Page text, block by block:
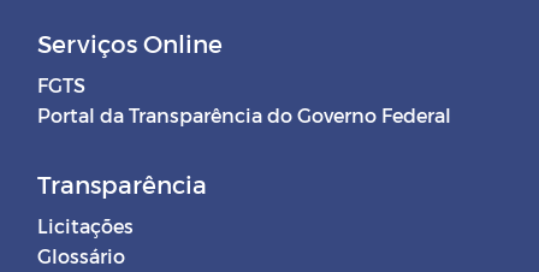
Serviços Online
FGTS
Portal da Transparência do Governo Federal
Transparência
Licitações
Glossário